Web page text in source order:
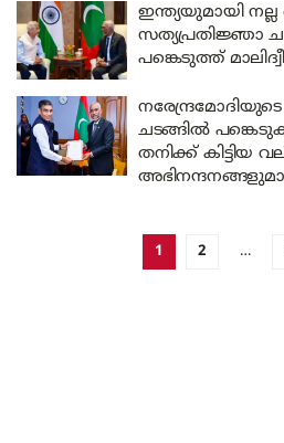
ഇന്ത്യയുമായി
സത്യപ്രതിജ്ഞാ
പങ്കെടുത്ത്
ചടങ്ങിൽ
തനിക്ക് കിട്ടിയ
1 2 …